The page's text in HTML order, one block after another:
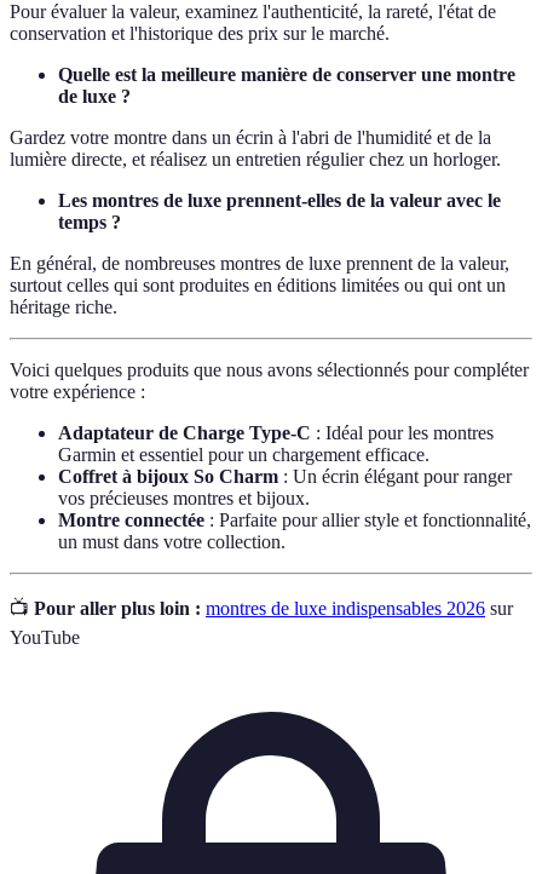
Pour évaluer la valeur, examinez l'authenticité, la rareté, l'état de
conservation et l'historique des prix sur le marché.
Quelle est la meilleure manière de conserver une montre
de luxe ?
Gardez votre montre dans un écrin à l'abri de l'humidité et de la
lumière directe, et réalisez un entretien régulier chez un horloger.
Les montres de luxe prennent-elles de la valeur avec le
temps ?
En général, de nombreuses montres de luxe prennent de la valeur,
surtout celles qui sont produites en éditions limitées ou qui ont un
héritage riche.
Voici quelques produits que nous avons sélectionnés pour compléter
votre expérience :
Adaptateur de Charge Type-C : Idéal pour les montres
Garmin et essentiel pour un chargement efficace.
Coffret à bijoux So Charm : Un écrin élégant pour ranger
vos précieuses montres et bijoux.
Montre connectée : Parfaite pour allier style et fonctionnalité,
un must dans votre collection.
📺 Pour aller plus loin : montres de luxe indispensables 2026 sur
YouTube